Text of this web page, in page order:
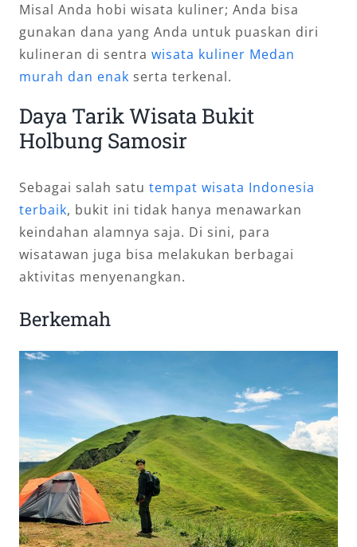
Misal Anda hobi wisata kuliner; Anda bisa
gunakan dana yang Anda untuk puaskan diri
kulineran di sentra wisata kuliner Medan
murah dan enak serta terkenal.
Daya Tarik Wisata Bukit
Holbung Samosir
Sebagai salah satu tempat wisata Indonesia
terbaik, bukit ini tidak hanya menawarkan
keindahan alamnya saja. Di sini, para
wisatawan juga bisa melakukan berbagai
aktivitas menyenangkan.
Berkemah